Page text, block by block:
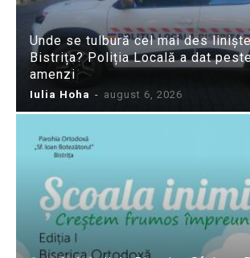
Unde se tulbură cel mai des
Bistrița? Poliția Locală a dat
amenzi
Iulia Hoha - august 6, 2026